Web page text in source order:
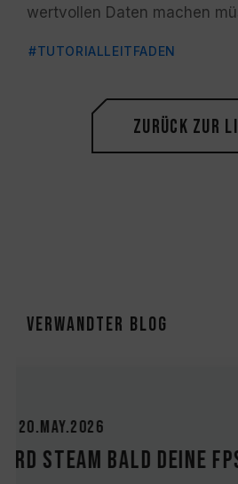
wertvollen Daten machen
#TUTORIALLEITFADEN
Zurück zur
Verwandter Blog
27.MAY.2026
PC-Upgrade-